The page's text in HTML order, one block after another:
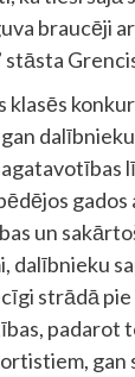
braucēji
stāsta
klasēs
un
dalībnieku
strādā
padarot
gan